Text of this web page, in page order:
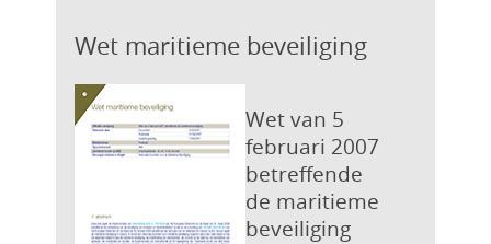
Wet maritieme beveiliging
Wet van 5
februari 2007
betreffende
de maritieme
beveiliging